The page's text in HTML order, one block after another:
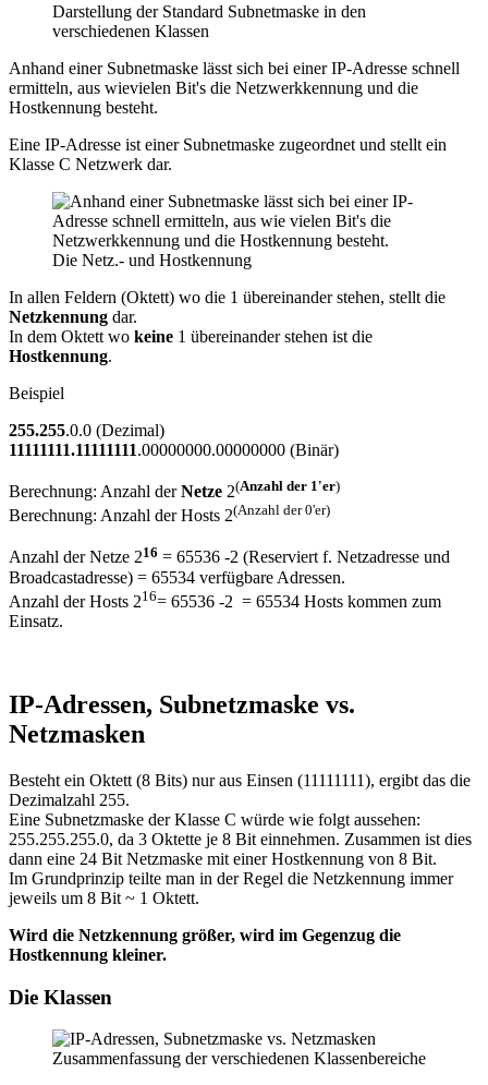
Darstellung der Standard Subnetmaske in den
verschiedenen Klassen
Anhand einer Subnetmaske lässt sich bei einer IP-Adresse schnell
ermitteln, aus wievielen Bit's die Netzwerkkennung und die
Hostkennung besteht.
Eine IP-Adresse ist einer Subnetmaske zugeordnet und stellt ein
Klasse C Netzwerk dar.
Die Netz.- und Hostkennung
In allen Feldern (Oktett) wo die 1 übereinander stehen, stellt die
Netzkennung dar.
In dem Oktett wo keine 1 übereinander stehen ist die
Hostkennung.
Beispiel
255.255.0.0 (Dezimal)
11111111.11111111.00000000.00000000 (Binär)
Berechnung: Anzahl derNetze 2(Anzahl der 1'er)
Berechnung: Anzahl der Hosts 2(Anzahl der 0'er)
Anzahl der Netze 216 = 65536 -2 (Reserviert f. Netzadresse und
Broadcastadresse) = 65534 verfügbare Adressen.
Anzahl der Hosts 216= 65536 -2 = 65534 Hosts kommen zum
Einsatz.
IP-Adressen, Subnetzmaske vs.
Netzmasken
Besteht ein Oktett (8 Bits) nur aus Einsen (11111111), ergibt das die
Dezimalzahl 255.
Eine Subnetzmaske der Klasse C würde wie folgt aussehen:
255.255.255.0, da 3 Oktette je 8 Bit einnehmen. Zusammen ist dies
dann eine 24 Bit Netzmaske mit einer Hostkennung von 8 Bit.
Im Grundprinzip teilte man in der Regel die Netzkennung immer
jeweils um 8 Bit ~ 1 Oktett.
Wird die Netzkennung größer, wird im Gegenzug die
Hostkennung kleiner.
Die Klassen
Zusammenfassung der verschiedenen Klassenbereiche